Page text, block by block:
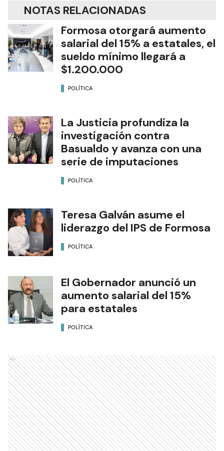
NOTAS RELACIONADAS
Formosa otorgará aumento
salarial del 15% a estatales, el
sueldo mínimo llegará a
$1.200.000
POLÍTICA
La Justicia profundiza la
investigación contra
Basualdo y avanza con una
serie de imputaciones
POLÍTICA
Teresa Galván asume el
liderazgo del IPS de Formosa
POLÍTICA
El Gobernador anunció un
aumento salarial del 15%
para estatales
POLÍTICA
Ads